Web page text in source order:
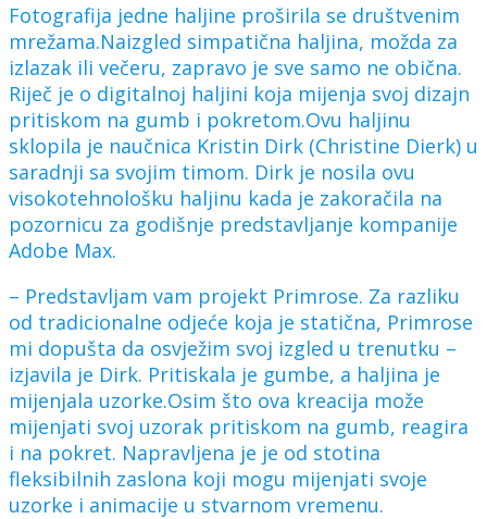
Fotografija jedne haljine proširila se društvenim
mrežama.Naizgled simpatična haljina, možda za
izlazak ili večeru, zapravo je sve samo ne obična.
Riječ je o digitalnoj haljini koja mijenja svoj dizajn
pritiskom na gumb i pokretom.Ovu haljinu
sklopila je naučnica Kristin Dirk (Christine Dierk) u
saradnji sa svojim timom. Dirk je nosila ovu
visokotehnološku haljinu kada je zakoračila na
pozornicu za godišnje predstavljanje kompanije
Adobe Max.
– Predstavljam vam projekt Primrose. Za razliku
od tradicionalne odjeće koja je statična, Primrose
mi dopušta da osvježim svoj izgled u trenutku –
izjavila je Dirk. Pritiskala je gumbe, a haljina je
mijenjala uzorke.Osim što ova kreacija može
mijenjati svoj uzorak pritiskom na gumb, reagira
i na pokret. Napravljena je je od stotina
fleksibilnih zaslona koji mogu mijenjati svoje
uzorke i animacije u stvarnom vremenu.